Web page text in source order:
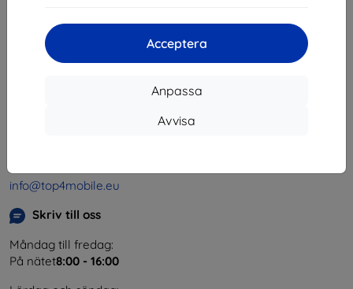
Acceptera
Anpassa
Avvisa
Shield-SK s.r.o.
46701494
Momsregistreringsnummer:SK2023549671
info@top4mobile.eu
Skriv till oss
Måndag till fredag:
På nätet8:00 - 16:00